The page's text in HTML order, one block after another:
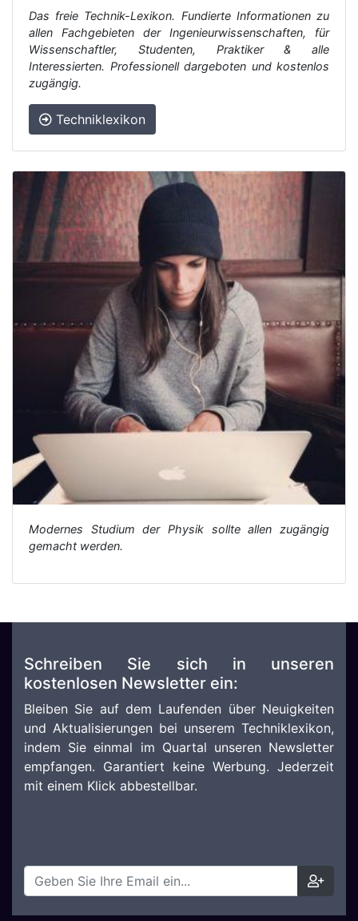
Das freie Technik-Lexikon. Fundierte Informationen zu
allen Fachgebieten der Ingenieurwissenschaften, für
Wissenschaftler, Studenten, Praktiker & alle
Interessierten. Professionell dargeboten und kostenlos
zugängig.
Techniklexikon
Modernes Studium der Physik sollte allen zugängig
gemacht werden.
Schreiben Sie sich in unseren
kostenlosen Newsletter ein:
Bleiben Sie auf dem Laufenden über Neuigkeiten
und Aktualisierungen bei unserem Techniklexikon,
indem Sie einmal im Quartal unseren Newsletter
empfangen. Garantiert keine Werbung. Jederzeit
mit einem Klick abbestellbar.